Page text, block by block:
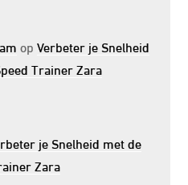
opVerbeter je Snelheid
Trainer Zara
je Snelheid met de
Zara